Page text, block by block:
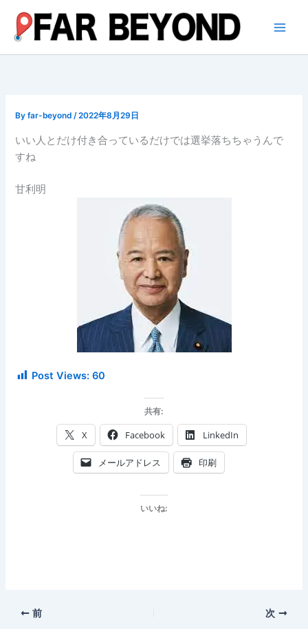
ス
Byfar-beyond/2022年8月29日
いい人とだけ付き合っているだけでは選挙落ちちゃうんで
すね
甘利明
Post Views: 60
共有:
X Facebook LinkedIn
メールアドレス 印刷
いいね:
前 次